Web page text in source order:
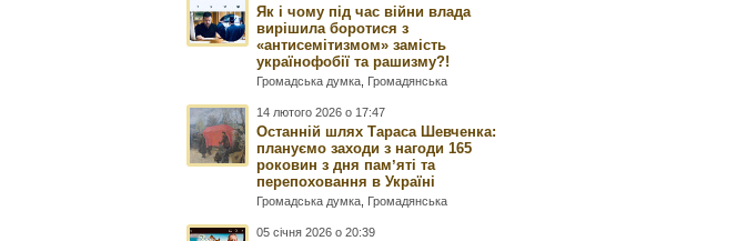
Як і чому під час війни влада
вирішила боротися з
«антисемітизмом» замість
українофобії та рашизму?!
Громадська думка Громадянська
14 лютого 2026 о 17:47
Останній шлях Тараса Шевченка:
плануємо заходи з нагоди 165
роковин з дня памʼяті та
перепоховання в Україні
Громадська думка Громадянська
05 січня 2026 о 20:39